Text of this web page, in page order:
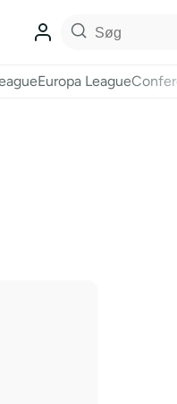
Europa League